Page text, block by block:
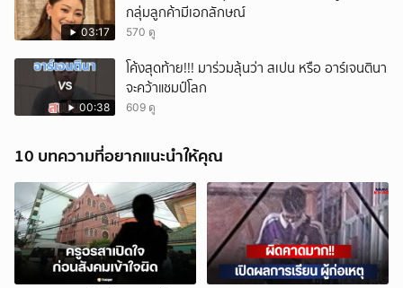
03:17
กลุ่มลูกค้ามีเอกลักษณ์
570 ดู
00:38
โค้งสุดท้าย!!! มาร่วมลุ้นว่า สเปน หรือ อาร์เจนตินา
จะคว้าแชมป์โลก
609 ดู
10 บทความที่อยากแนะนำให้คุณ